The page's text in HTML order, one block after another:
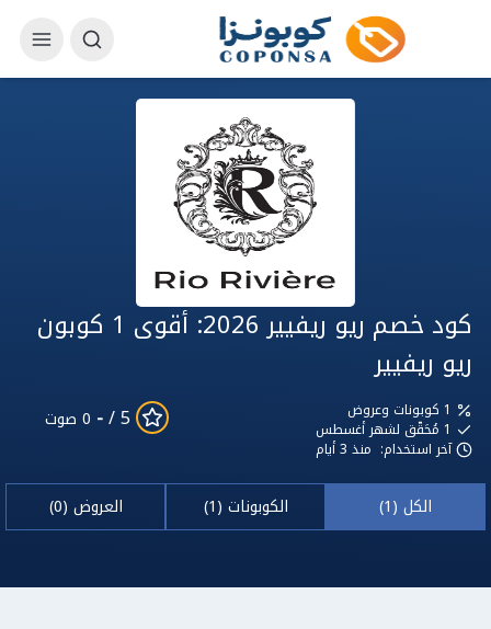
كود خصم ريو ريفيير 2026: أقوى 1 كوبون
ريو ريفيير
مُحَقّق لشهر أغسطس
آخر استخدام: منذ 3 أيام
5 /
- 0 صوت
الكل (1) الكوبونات (1) العروض (0)